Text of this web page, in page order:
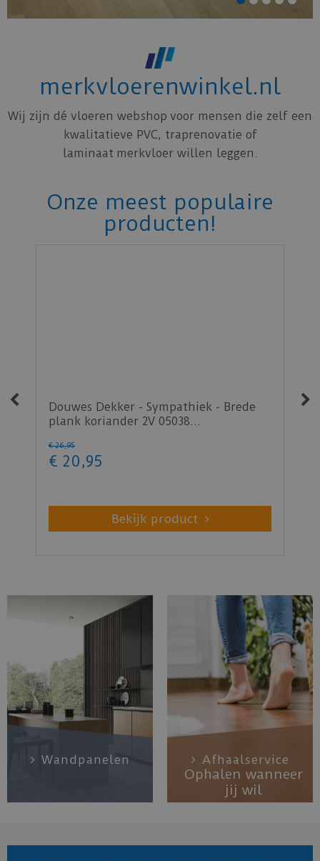
merkvloerenwinkel.nl
Wij zijn dé vloeren webshop voor mensen die zelf een
kwalitatieve PVC, traprenovatie of
laminaat merkvloer willen leggen.
Onze meest populaire
producten!
Douwes Dekker - Sympathiek - Brede
plank koriander 2V 05038…
€ 26,95
€ 20 ,95
Bekijk product
Wandpanelen Afhaalservice
Ophalen wanneer
jij wil